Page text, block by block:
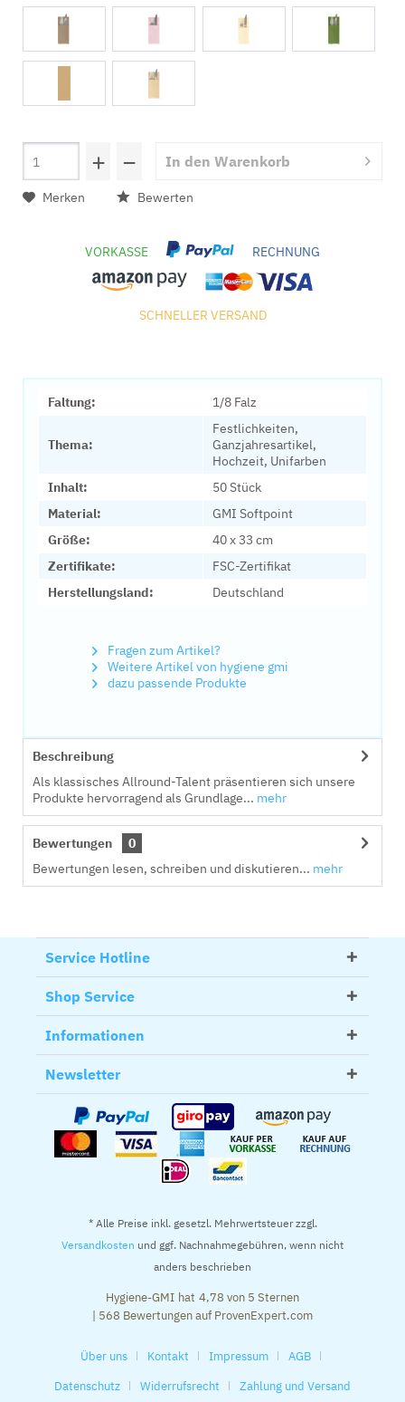
+ − In den Warenkorb
Merken Bewerten
VORKASSE RECHNUNG
SCHNELLER VERSAND
Faltung: 1/8 Falz
Thema:
Festlichkeiten,
Ganzjahresartikel,
Hochzeit, Unifarben
Inhalt:
50 Stück
Material:
GMI Softpoint
Größe:
40 x 33 cm
Zertifikate:
FSC-Zertifikat
Herstellungsland:
Deutschland
Fragen zum Artikel?
Weitere Artikel von hygiene gmi
dazu passende Produkte
Beschreibung
Als klassisches Allround-Talent präsentieren sich unsere
Produkte hervorragend als Grundlage... mehr
Bewertungen
0
Bewertungen lesen, schreiben und diskutieren... mehr
Service Hotline
Shop Service
Informationen
Newsletter
* Alle Preise inkl. gesetzl. Mehrwertsteuer zzgl.
Versandkosten und ggf. Nachnahmegebühren, wenn nicht
anders beschrieben
Hygiene-GMI hat 4,78 von 5 Sternen
| 568 Bewertungen auf ProvenExpert.com
Über uns Kontakt Impressum
AGB
Datenschutz
Widerrufsrecht
Zahlung und Versand